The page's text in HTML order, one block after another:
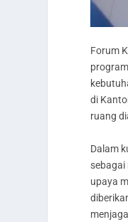
Forum
di
ruang
Dalam
upaya